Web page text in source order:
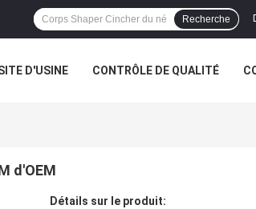
Recherche
D'USINE CONTRÔLE DE QUALITÉ
d'OEM
Détails sur le produit: